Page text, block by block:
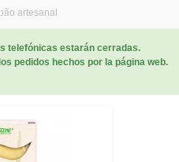
artesanal
telefónicas estarán cerradas.
pedidos hechos por la página web.